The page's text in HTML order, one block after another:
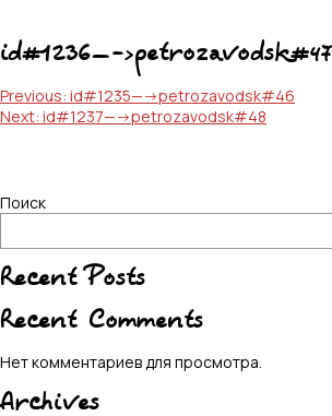
id#1236—->petrozavodsk#47
Навигация
по
Previous: id#1235—->petrozavodsk#46
Next: id#1237—->petrozavodsk#48
Поиск
Recent Posts
Recent Comments
Нет комментариев для просмотра.
Archives